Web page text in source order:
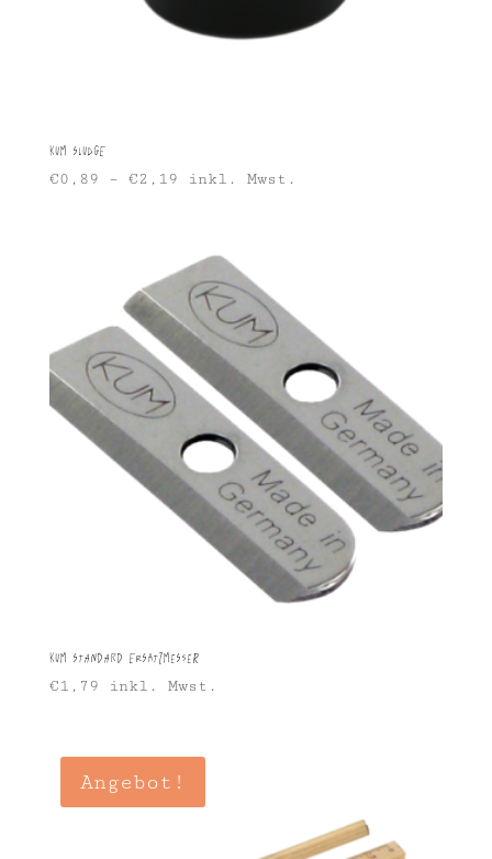
KUM Sludge
€0,89 – €2,19 inkl. Mwst.
KUM Standard Ersatzmesser
€1,79 inkl. Mwst.
Angebot!